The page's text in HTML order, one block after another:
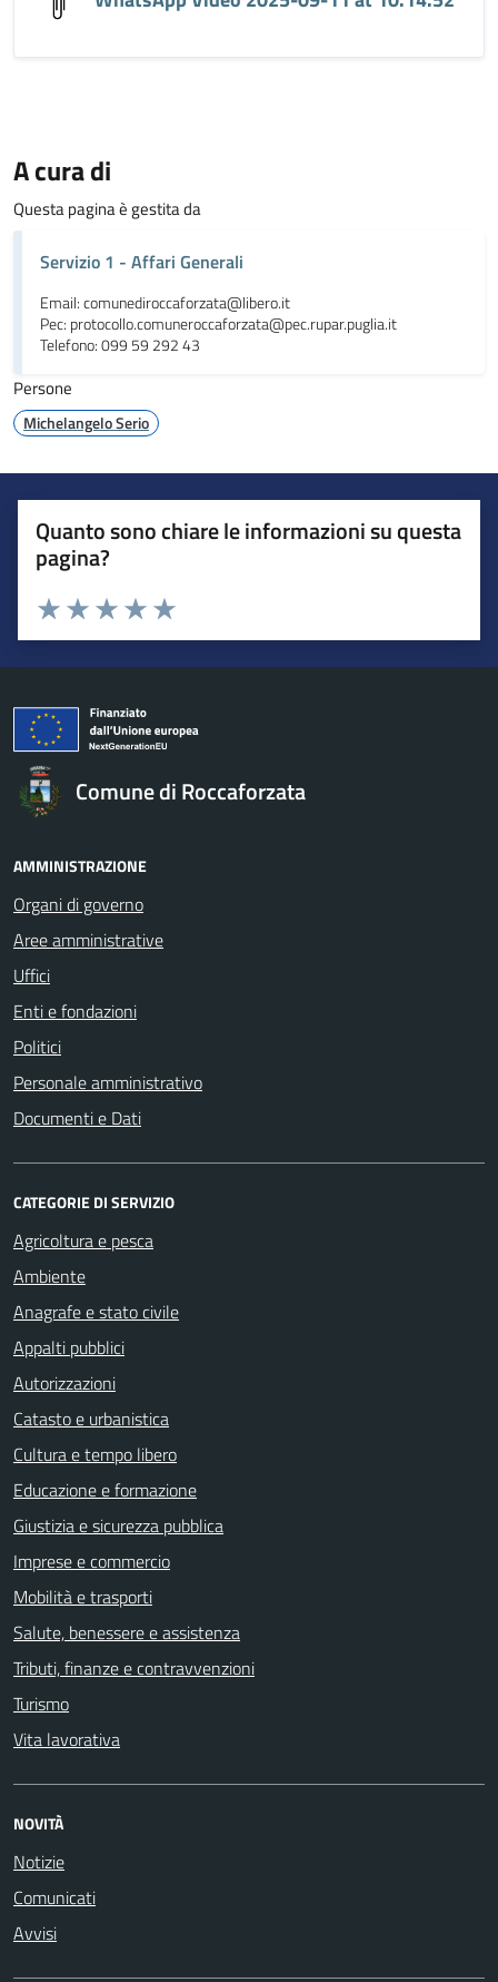
A cura di
Questa pagina è gestita da
Servizio 1 - Affari Generali
Email: comunediroccaforzata@libero.it
Pec: protocollo.comuneroccaforzata@pec.rupar.puglia.it
Telefono: 099 59 292 43
Persone
Michelangelo Serio
Quanto sono chiare le informazioni su questa
pagina?
Valuta da 1 a 5 stelle la pagina
Valuta 5 stelle su 5
Valuta 4 stelle su 5
Valuta 3 stelle su 5
Valuta 2 stelle su 5
Valuta 1 stelle su 5
Comune di Roccaforzata
AMMINISTRAZIONE
Organi di governo
Aree amministrative
Uffici
Enti e fondazioni
Politici
Personale amministrativo
Documenti e Dati
CATEGORIE DI SERVIZIO
Agricoltura e pesca
Ambiente
Anagrafe e stato civile
Appalti pubblici
Autorizzazioni
Catasto e urbanistica
Cultura e tempo libero
Educazione e formazione
Giustizia e sicurezza pubblica
Imprese e commercio
Mobilità e trasporti
Salute, benessere e assistenza
Tributi, finanze e contravvenzioni
Turismo
Vita lavorativa
NOVITÀ
Notizie
Comunicati
Avvisi